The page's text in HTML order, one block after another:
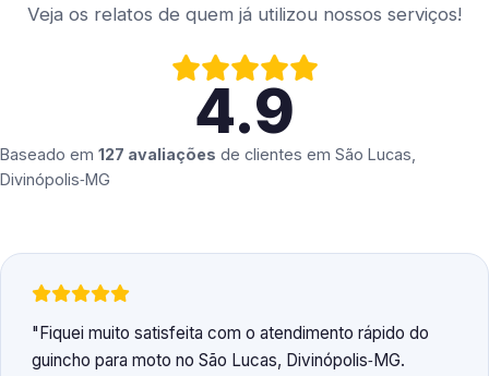
Veja os relatos de quem já utilizou nossos serviços!
4.9
Baseado em 127 avaliações de clientes em São Lucas,
Divinópolis‑MG
Fiquei muito satisfeita com o atendimento rápido do
guincho para moto no São Lucas, Divinópolis‑MG.